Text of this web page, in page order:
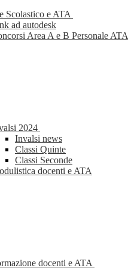
Scolastico e ATA
ad autodesk
Area A e B Personale ATA
2024
Invalsi news
Classi Quinte
Classi Seconde
docenti e ATA
docenti e ATA